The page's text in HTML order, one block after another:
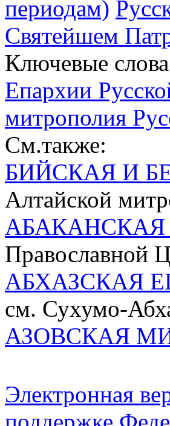
периодам)
Святейшем
Ключевые
Епархии
митрополия
См.также:
БИЙСКАЯ И
Алтайской
Православной
АБХАЗСКАЯ
см. Сухумо-
АЗОВСКАЯ
Электронная